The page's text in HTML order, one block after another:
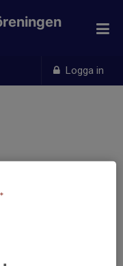
Logga in